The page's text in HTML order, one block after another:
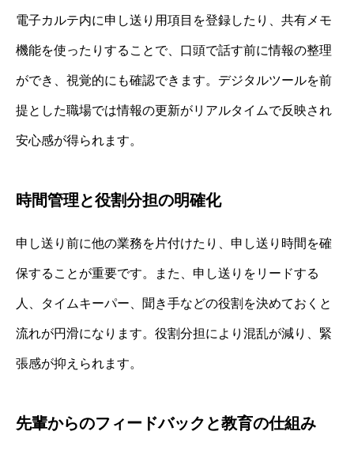
電子カルテ内に申し送り用項目を登録したり、共有メモ
機能を使ったりすることで、口頭で話す前に情報の整理
ができ、視覚的にも確認できます。デジタルツールを前
提とした職場では情報の更新がリアルタイムで反映され
安心感が得られます。
時間管理と役割分担の明確化
申し送り前に他の業務を片付けたり、申し送り時間を確
保することが重要です。また、申し送りをリードする
人、タイムキーパー、聞き手などの役割を決めておくと
流れが円滑になります。役割分担により混乱が減り、緊
張感が抑えられます。
先輩からのフィードバックと教育の仕組み